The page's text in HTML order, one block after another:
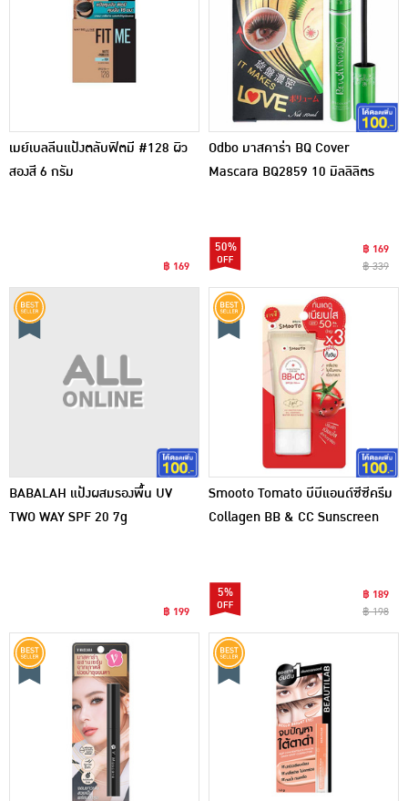
เมย์เบลลีนแป้งตลับฟิตมี #128 ผิว
สองสี 6 กรัม
฿ 169
Odbo มาสคาร่า BQ Cover
Mascara BQ2859 10 มิลลิลิตร
50%
฿ 169
฿ 339
BABALAH แป้งผสมรองพื้น UV
TWO WAY SPF 20 7g
฿ 199
Smooto Tomato บีบีแอนด์ซีซีครีม
Collagen BB & CC Sunscreen
5%
฿ 189
฿ 198